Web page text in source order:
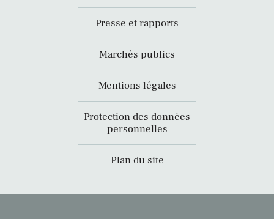
Presse et rapports
Marchés publics
Mentions légales
Protection des données
personnelles
Plan du site